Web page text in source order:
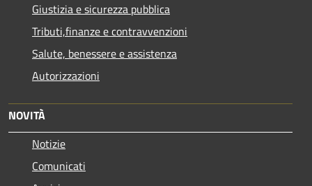
Giustizia e sicurezza pubblica
Tributi,finanze e contravvenzioni
Salute, benessere e assistenza
Autorizzazioni
NOVITÀ
Notizie
Comunicati